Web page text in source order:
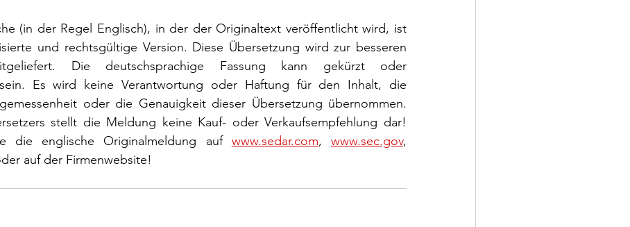
(in der Regel Englisch), in der der Originaltext veröffentlicht wird, ist
und rechtsgültige Version. Diese Übersetzung wird zur besseren
Die deutschsprachige Fassung kann gekürzt oder
sein. Es wird keine Verantwortung oder Haftung für den Inhalt, die
oder die Genauigkeit dieser Übersetzung übernommen.
stellt die Meldung keine Kauf- oder Verkaufsempfehlung dar!
die englische Originalmeldung auf www.sedar.com, www.sec.gov
auf der Firmenwebsite!